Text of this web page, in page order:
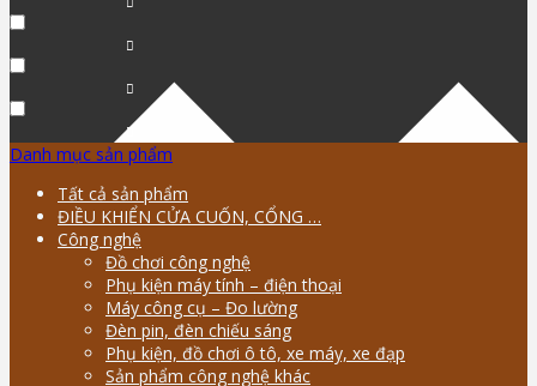
Danh mục sản phẩm
Tất cả sản phẩm
ĐIỀU KHIỂN CỬA CUỐN, CỔNG …
Công nghệ
Đồ chơi công nghệ
Phụ kiện máy tính – điện thoại
Máy công cụ – Đo lường
Đèn pin, đèn chiếu sáng
Phụ kiện, đồ chơi ô tô, xe máy, xe đạp
Sản phẩm công nghệ khác